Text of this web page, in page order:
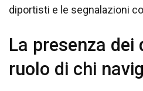
diportisti e le segnalazioni
La presenza dei
ruolo di chi